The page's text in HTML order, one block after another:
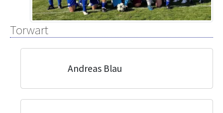
Torwart
Andreas Blau